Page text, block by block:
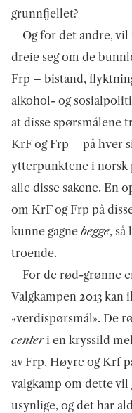
grunnfjellet?
Og for det andre,
dreie seg om de
Frp – bistand,
alkohol- og
at disse spørsmålene
KrF og Frp – på hver
ytterpunktene i norsk
alle disse sakene. En
om KrF og Frp på
kunne gagne begge, så
troende.
For de rød-grønne
Valgkampen 2013 kan
«verdispørsmål». De
centeri en kryssild
av Frp, Høyre og Krf
valgkamp om dette
usynlige, og det har